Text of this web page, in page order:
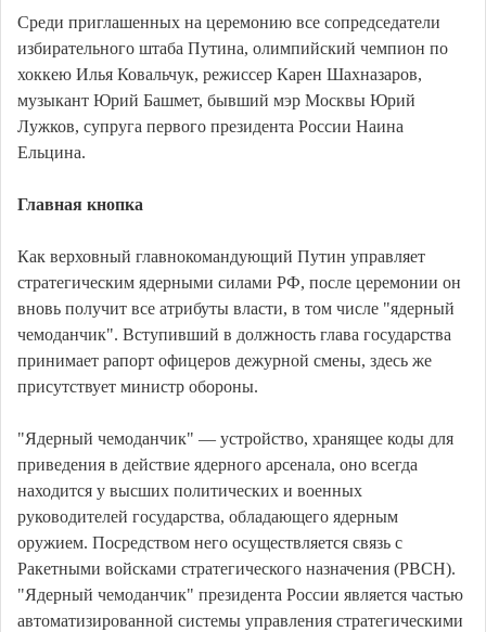
Среди приглашенных на церемонию все сопредседатели
избирательного штаба Путина, олимпийский чемпион по
хоккею Илья Ковальчук, режиссер Карен Шахназаров,
музыкант Юрий Башмет, бывший мэр Москвы Юрий
Лужков, супруга первого президента России Наина
Ельцина.
Главная кнопка
Как верховный главнокомандующий Путин управляет
стратегическим ядерными силами РФ, после церемонии он
вновь получит все атрибуты власти, в том числе "ядерный
чемоданчик". Вступивший в должность глава государства
принимает рапорт офицеров дежурной смены, здесь же
присутствует министр обороны.
"Ядерный чемоданчик" — устройство, хранящее коды для
приведения в действие ядерного арсенала, оно всегда
находится у высших политических и военных
руководителей государства, обладающего ядерным
оружием. Посредством него осуществляется связь с
Ракетными войсками стратегического назначения (РВСН).
"Ядерный чемоданчик" президента России является частью
автоматизированной системы управления стратегическими